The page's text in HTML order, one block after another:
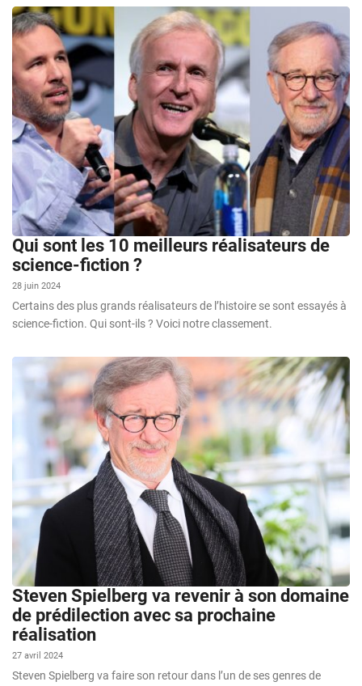
Qui sont les 10 meilleurs réalisateurs de
science-fiction ?
28 juin 2024
Certains des plus grands réalisateurs de l’histoire se sont essayés à
science-fiction. Qui sont-ils ? Voici notre classement.
Steven Spielberg va revenir à son domaine
de prédilection avec sa prochaine
réalisation
27 avril 2024
Steven Spielberg va faire son retour dans l’un de ses genres de